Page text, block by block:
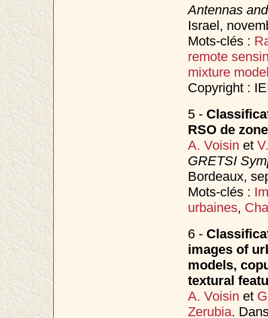
Antennas
Israel,
Mots-clés :
remote
mixture
Copyright :
5 -
RSO de
A. Voisin et
GRETSI
Bordeaux,
Mots-clés :
urbaines,
6 -
images of
models,
textural
A. Voisin et
Zerubia.